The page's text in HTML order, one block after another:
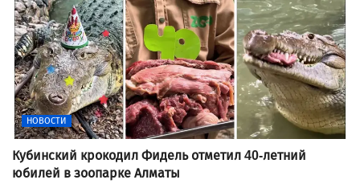
НОВОСТИ
Кубинский крокодил Фидель отметил 40-летний
юбилей в зоопарке Алматы